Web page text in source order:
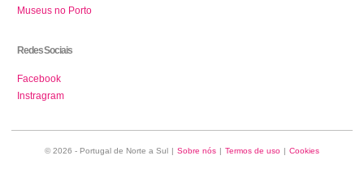
Museus no Porto
Redes Sociais
Facebook
Instragram
© 2026 - Portugal de Norte a Sul | Sobre nós | Termos de uso | Cookies